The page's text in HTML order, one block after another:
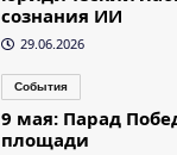
сознания ИИ
29.06.2026
События
9 мая: Парад
площади